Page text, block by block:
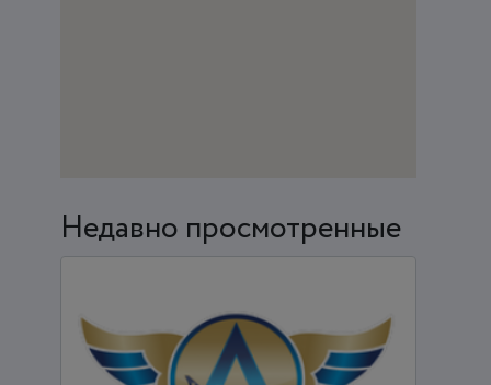
Недавно просмотренные